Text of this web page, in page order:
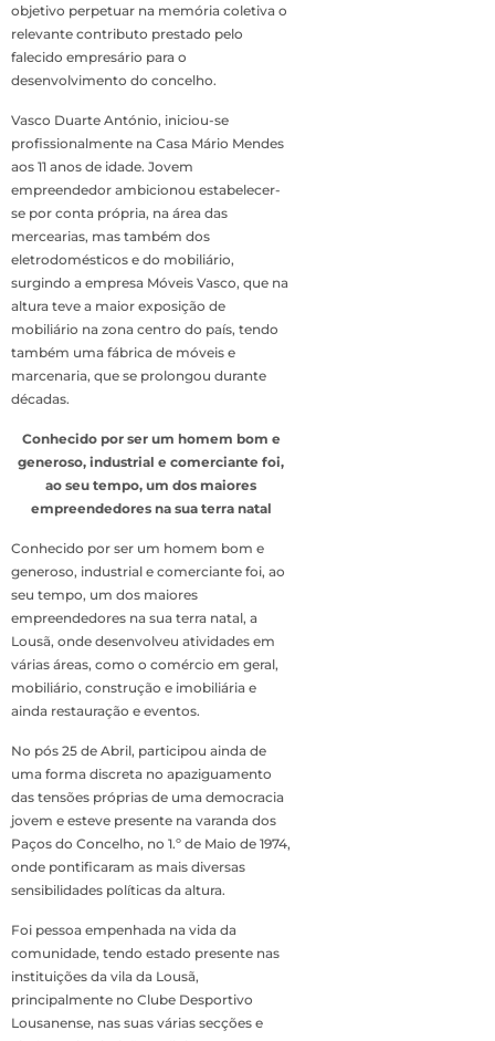
objetivo perpetuar na memória coletiva o
relevante contributo prestado pelo
falecido empresário para o
desenvolvimento do concelho.
Vasco Duarte António, iniciou-se
profissionalmente na Casa Mário Mendes
aos 11 anos de idade. Jovem
empreendedor ambicionou estabelecer-
se por conta própria, na área das
mercearias, mas também dos
eletrodomésticos e do mobiliário,
surgindo a empresa Móveis Vasco, que na
altura teve a maior exposição de
mobiliário na zona centro do país, tendo
também uma fábrica de móveis e
marcenaria, que se prolongou durante
décadas.
Conhecido por ser um homem bom e
generoso, industrial e comerciante foi,
ao seu tempo, um dos maiores
empreendedores na sua terra natal
Conhecido por ser um homem bom e
generoso, industrial e comerciante foi, ao
seu tempo, um dos maiores
empreendedores na sua terra natal, a
Lousã, onde desenvolveu atividades em
várias áreas, como o comércio em geral,
mobiliário, construção e imobiliária e
ainda restauração e eventos.
No pós 25 de Abril, participou ainda de
uma forma discreta no apaziguamento
das tensões próprias de uma democracia
jovem e esteve presente na varanda dos
Paços do Concelho, no 1.º de Maio de 1974,
onde pontificaram as mais diversas
sensibilidades políticas da altura.
Foi pessoa empenhada na vida da
comunidade, tendo estado presente nas
instituições da vila da Lousã,
principalmente no Clube Desportivo
Lousanense, nas suas várias secções e